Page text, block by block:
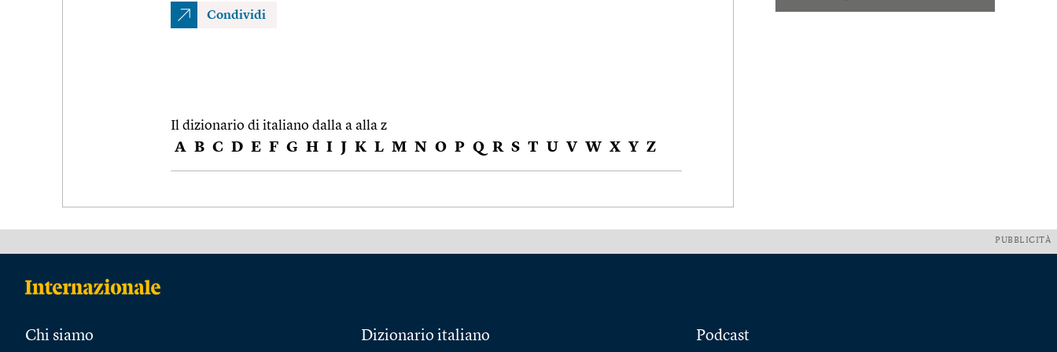
Condividi
Il dizionario di italiano dalla a alla z
A B C D E F G H I J K L M N O P Q R S T U V W X Y Z
PUBBLICITÀ
Chi siamo Dizionario italiano Podcast